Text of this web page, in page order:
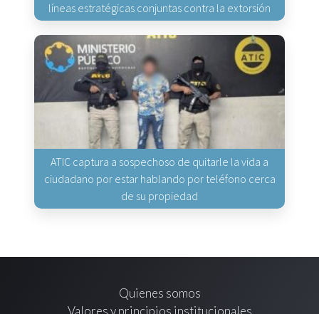
líneas estratégicas conjuntas contra la extorsión
ATIC captura a sospechoso de quitarle la vida a
ciudadano por estar hablando por teléfono cerca
de su propiedad
Quienes somos
Valores y principios institucionales